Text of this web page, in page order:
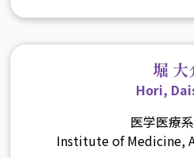
堀 大
Hori,
医学医療
Institute of Medicine,